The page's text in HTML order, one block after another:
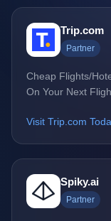
Trip.com
Partner
Cheap Flights/
On Your Next
Visit Trip.com
Spiky.ai
Partner